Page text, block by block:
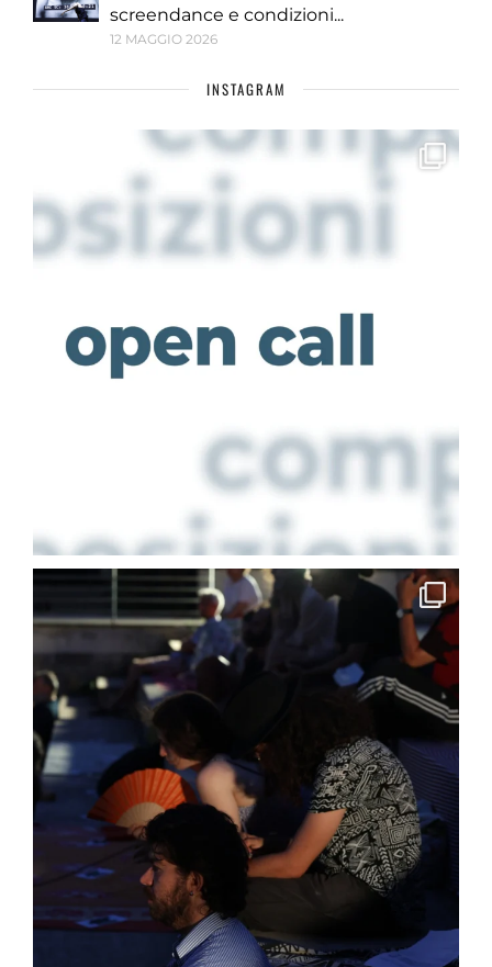
screendance e condizioni...
12 MAGGIO 2026
INSTAGRAM